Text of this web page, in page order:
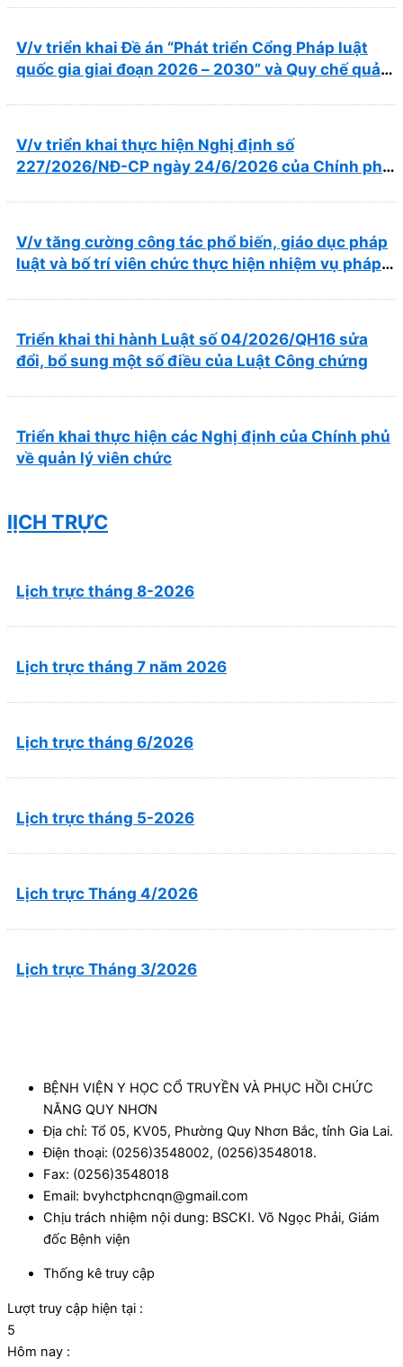
V/v triển khai Đề án “Phát triển Cổng Pháp luật
quốc gia giai đoạn 2026 – 2030” và Quy chế quản
V/v triển khai thực hiện Nghị định số
227/2026/NĐ-CP ngày 24/6/2026 của Chính phủ
trong lĩnh vực y tế
V/v tăng cường công tác phổ biến, giáo dục pháp
luật và bố trí viên chức thực hiện nhiệm vụ pháp
Triển khai thi hành Luật số 04/2026/QH16 sửa
đổi, bổ sung một số điều của Luật Công chứng
Triển khai thực hiện các Nghị định của Chính phủ
về quản lý viên chức
lỊCH TRỰC
Lịch trực tháng 8-2026
Lịch trực tháng 7 năm 2026
Lịch trực tháng 6/2026
Lịch trực tháng 5-2026
Lịch trực Tháng 4/2026
Lịch trực Tháng 3/2026
BỆNH VIỆN Y HỌC CỔ TRUYỀN VÀ PHỤC HỒI CHỨC
NĂNG QUY NHƠN
Địa chỉ: Tổ 05, KV05, Phường Quy Nhơn Bắc, tỉnh Gia Lai.
Điện thoại: (0256)3548002, (0256)3548018.
Fax: (0256)3548018
Email: bvyhctphcnqn@gmail.com
Chịu trách nhiệm nội dung: BSCKI. Võ Ngọc Phải, Giám
đốc Bệnh viện
Thống kê truy cập
Lượt truy cập hiện tại :
5
Hôm nay :